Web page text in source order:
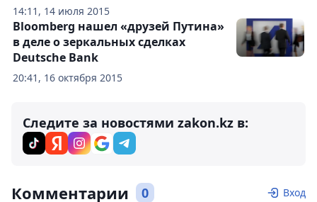
14:11, 14 июля 2015
20:41, 16 октября 2015
Bloomberg нашел «друзей Путина»
в деле о зеркальных сделках
Deutsche Bank
Следите за новостями zakon.kz в:
Комментарии 0 Вход